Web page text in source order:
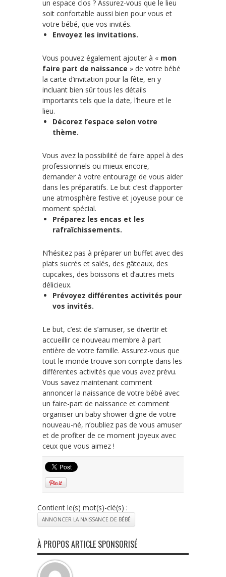
un espace clos ? Assurez-vous que le lieu
soit confortable aussi bien pour vous et
votre bébé, que vos invités.
Envoyez les invitations.
Vous pouvez également ajouter à « mon
faire part de naissance » de votre bébé
la carte d’invitation pour la fête, en y
incluant bien sûr tous les détails
importants tels que la date, l’heure et le
lieu.
Décorez l’espace selon votre
thème.
Vous avez la possibilité de faire appel à des
professionnels ou mieux encore,
demander à votre entourage de vous aider
dans les préparatifs. Le but c’est d’apporter
une atmosphère festive et joyeuse pour ce
moment spécial.
Préparez les encas et les
rafraîchissements.
N’hésitez pas à préparer un buffet avec des
plats sucrés et salés, des gâteaux, des
cupcakes, des boissons et d’autres mets
délicieux.
Prévoyez différentes activités pour
vos invités.
Le but, c’est de s’amuser, se divertir et
accueillir ce nouveau membre à part
entière de votre famille. Assurez-vous que
tout le monde trouve son compte dans les
différentes activités que vous avez prévu.
Vous savez maintenant comment
annoncer la naissance de votre bébé avec
un faire-part de naissance et comment
organiser un baby shower digne de votre
nouveau-né, n’oubliez pas de vous amuser
et de profiter de ce moment joyeux avec
ceux que vous aimez !
Contient le(s) mot(s)-clé(s) :
ANNONCER LA NAISSANCE DE BÉBÉ
À PROPOS ARTICLE SPONSORISÉ